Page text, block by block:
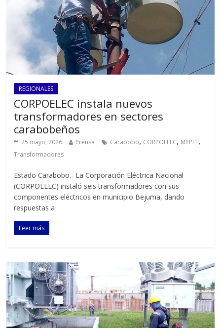
REGIONALES
CORPOELEC instala nuevos
transformadores en sectores
carabobeños
25 mayo, 2026 Prensa Carabobo, CORPOELEC, MPPEE,
Transformadores
Estado Carabobo.- La Corporación Eléctrica Nacional
(CORPOELEC) instaló seis transformadores con sus
componentes eléctricos en municipio Bejuma, dando
respuestas a
Leer más